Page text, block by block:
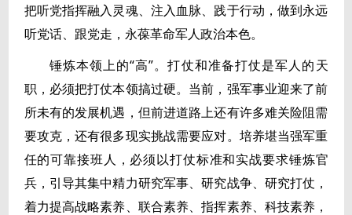
把听党指挥融入灵魂、注入血脉、践于行动，做到永远
听党话、跟党走，永葆革命军人政治本色。
锤炼本领上的“高”。打仗和准备打仗是军人的天
职，必须把打仗本领搞过硬。当前，强军事业迎来了前
所未有的发展机遇，但前进道路上还有许多难关险阻需
要攻克，还有很多现实挑战需要应对。培养堪当强军重
任的可靠接班人，必须以打仗标准和实战要求锤炼官
兵，引导其集中精力研究军事、研究战争、研究打仗，
着力提高战略素养、联合素养、指挥素养、科技素养，